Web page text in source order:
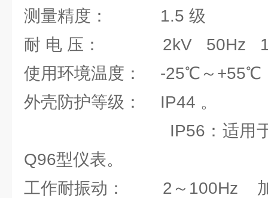
测量精度： 1.5 级
耐 电 压： 2kV 50Hz 1
使用环境温度： -25℃～+55℃
外壳防护等级： IP44 。
IP56：适用于加装
Q96型仪表。
工作耐振动： 2～100Hz 加